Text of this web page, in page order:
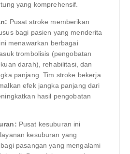
yang komprehensif.
Pusat stroke memberikan
bagi pasien yang menderita
menawarkan berbagai
trombolisis (pengobatan
darah), rehabilitasi, dan
panjang. Tim stroke bekerja
efek jangka panjang dari
hasil pengobatan
Pusat kesuburan ini
kesuburan yang
pasangan yang mengalami